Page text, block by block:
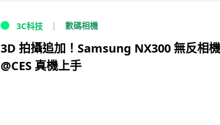
3C科技 數碼相機
3D 拍攝追加！Samsung NX300 無反相機
@CES 真機上手